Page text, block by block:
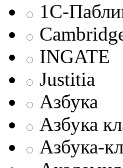
1С-
INGATE
Justitia
Азбука
Азбука
Азбука-